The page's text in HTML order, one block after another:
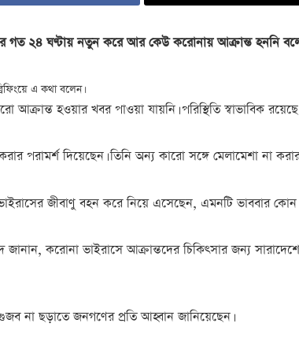
গত ২৪ ঘণ্টায় নতুন করে আর কেউ করোনায় আক্রান্ত হননি
এ কথা বলেন।
হওয়ার খবর পাওয়া যায়নি। পরিস্থিতি স্বাভাবিক
পরামর্শ দিয়েছেন। তিনি অন্য কারো সঙ্গে মেলামেশা না
জীবাণু বহন করে নিয়ে এসেছেন, এমনটি ভাববার কোন
করোনা ভাইরাসে আক্রান্তদের চিকিৎসার জন্য
না ছড়াতে জনগণের প্রতি আহ্বান জানিয়েছেন।